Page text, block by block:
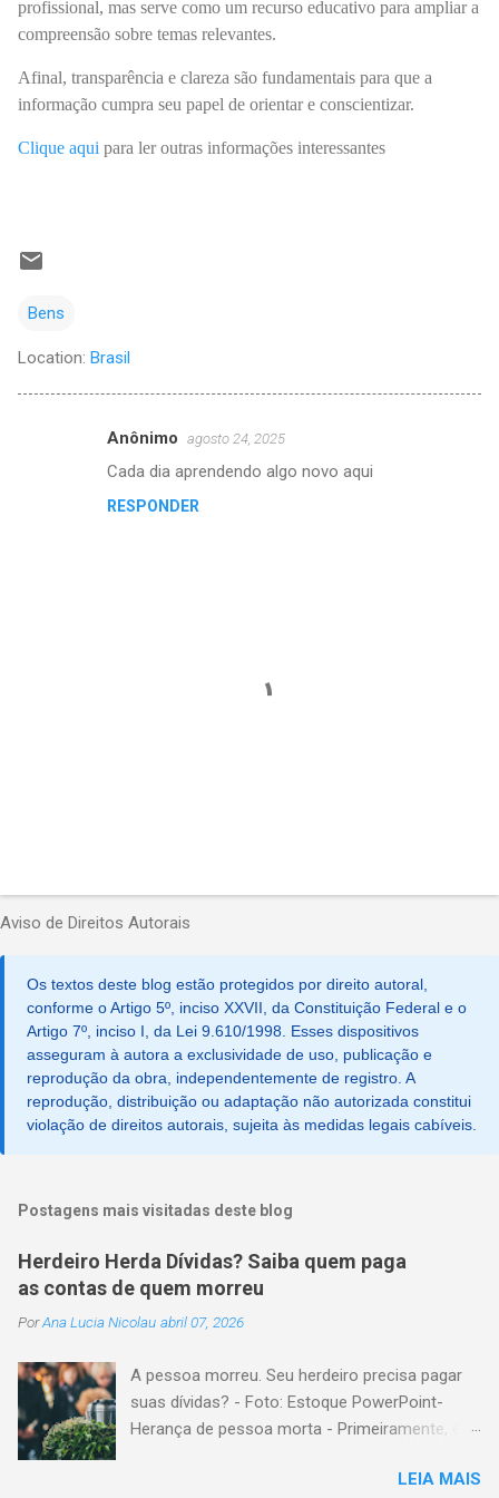
profissional, mas serve como um recurso educativo para ampliar a
compreensão sobre temas relevantes.
Afinal, transparência e clareza são fundamentais para que a
informação cumpra seu papel de orientar e conscientizar.
Clique aqui para ler outras informações interessantes
Bens
Location: Brasil
Anônimo agosto 24, 2025
Cada dia aprendendo algo novo aqui
RESPONDER
s
r
u
m
c
m
e
n
i
Aviso de Direitos Autorais
Os textos deste blog estão protegidos por direito autoral,
conforme o Artigo 5º, inciso XXVII, da Constituição Federal e o
Artigo 7º, inciso I, da Lei 9.610/1998. Esses dispositivos
asseguram à autora a exclusividade de uso, publicação e
reprodução da obra, independentemente de registro. A
reprodução, distribuição ou adaptação não autorizada constitui
violação de direitos autorais, sujeita às medidas legais cabíveis.
Postagens mais visitadas deste blog
Herdeiro Herda Dívidas? Saiba quem paga
as contas de quem morreu
PorAna Lucia Nicolau abril 07, 2026
A pessoa morreu. Seu herdeiro precisa pagar
suas dívidas? - Foto: Estoque PowerPoint-
Herança de pessoa morta - Primeiramente, é
formado pelos elementos, para transmissão
LEIA MAIS